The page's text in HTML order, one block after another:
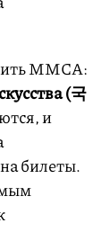
MMCA:
(국
и
билеты.